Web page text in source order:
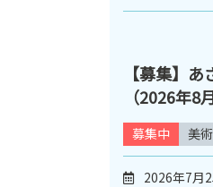
【募集】
（2026年8
募集中 美術
2026年7月